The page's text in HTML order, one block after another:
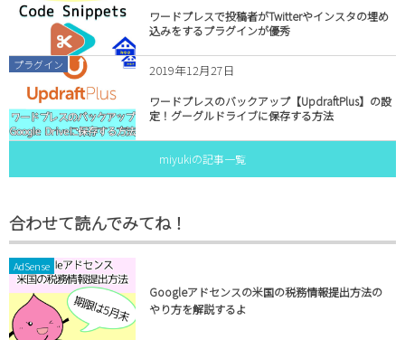
ワードプレスで投稿者がTwitterやインスタの埋め
込みをするプラグインが優秀
プラグイン 2019年12月27日
ワードプレスのバックアップ【UpdraftPlus】の設
定！グーグルドライブに保存する方法
miyukiの記事一覧
合わせて読んでみてね！
AdSense
Googleアドセンスの米国の税務情報提出方法の
やり方を解説するよ